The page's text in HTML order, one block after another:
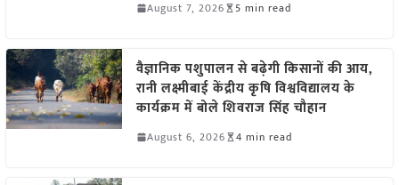
August 7, 2026 5 min read
वैज्ञानिक पशुपालन से बढ़ेगी किसानों की आय,
रानी लक्ष्मीबाई केंद्रीय कृषि विश्वविद्यालय के
कार्यक्रम में बोले शिवराज सिंह चौहान
August 6, 2026 4 min read